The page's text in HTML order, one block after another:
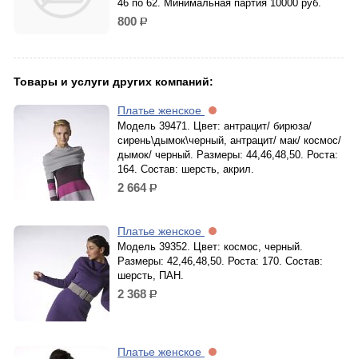
46 по 62. Минимальная партия 10000 руб.
800 р.
Товары и услуги других компаний:
Платье женское
Модель 39471. Цвет: антрацит/ бирюза/
сирень\дымок\черный, антрацит/ мак/ космос/
дымок/ черный. Размеры: 44,46,48,50. Роста:
164. Состав: шерсть, акрил.
2 664р.
Платье женское
Модель 39352. Цвет: космос, черный.
Размеры: 42,46,48,50. Роста: 170. Состав:
шерсть, ПАН.
2 368 р.
Платье женское